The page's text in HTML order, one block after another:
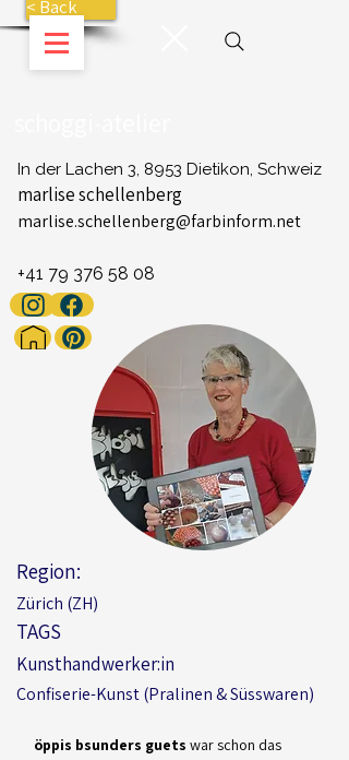
< Back
In der Lachen 3, 8953 Dietikon, Schweiz
marlise schellenberg
marlise.schellenberg@farbinform.net
+41 79 376 58 08
Region:
Zürich (ZH)
Kunsthandwerker:in
Confiserie-Kunst (Pralinen & Süsswaren)
TAGS
öppis bsunders guets war schon das